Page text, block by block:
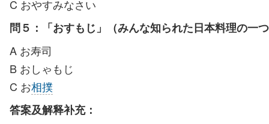
C おやすみなさい
問５：「おすもじ」（みんな知られた日本料理の一
A お寿司
B おしゃもじ
C お相撲
答案及解释补充：